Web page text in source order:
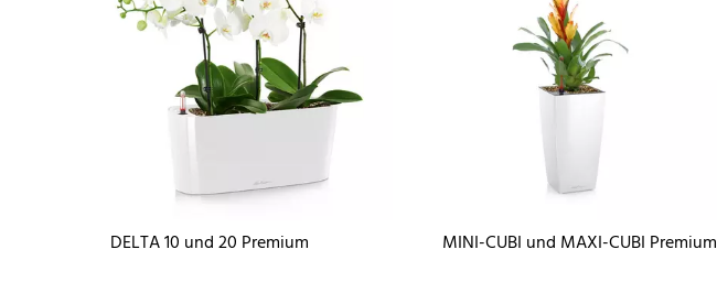
DELTA 10 und 20 Premium MINI-CUBI und MAXI-CUBI Premium